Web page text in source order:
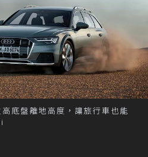
盤離地高度，讓旅行車也能